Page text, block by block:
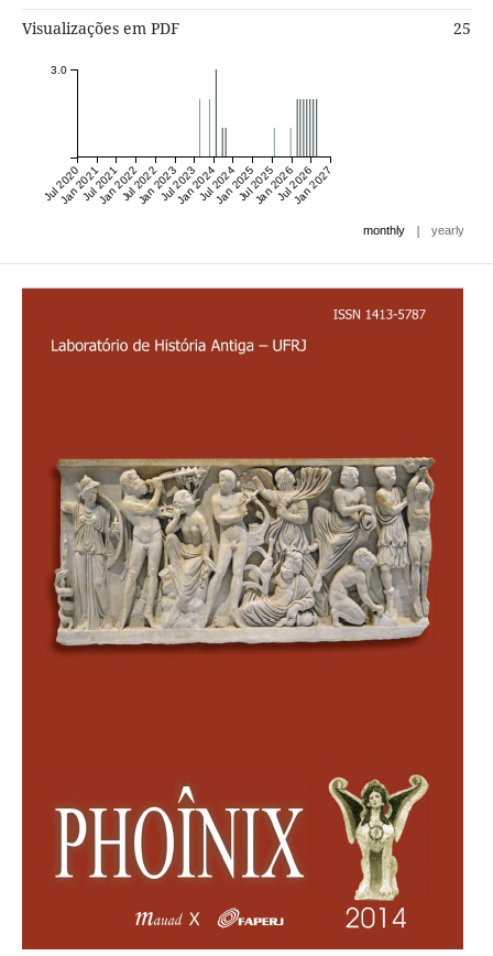
Visualizações em PDF 25
Jul 2020
Jan 2021Jul 2021
Jan 2022Jul 2022
Jan 2023Jul 2023
Jan 2024Jul 2024
Jan 2025Jul 2025
Jan 2026Jul 2026
Jan 2027
3.0
monthly | yearly